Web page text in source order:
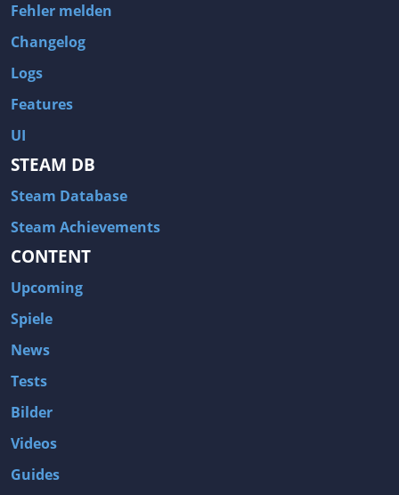
Fehler melden
Changelog
Logs
Features
UI
STEAM DB
Steam Database
Steam Achievements
CONTENT
Upcoming
Spiele
News
Tests
Bilder
Videos
Guides